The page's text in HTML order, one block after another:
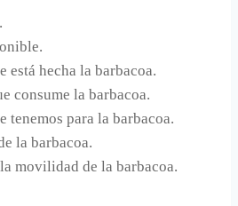
está hecha la barbacoa.
consume la barbacoa.
tenemos para la barbacoa.
la barbacoa.
movilidad de la barbacoa.